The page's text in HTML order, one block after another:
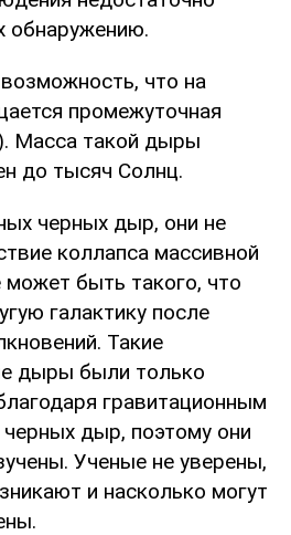
обнаружению.
что на
промежуточная
Масса такой дыры
до тысяч Солнц.
черных дыр, они не
коллапса массивной
быть такого, что
галактику после
Такие
дыры были только
гравитационным
дыр, поэтому они
Ученые не уверены,
и насколько могут